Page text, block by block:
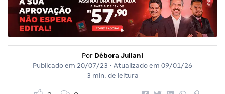
Por Débora Juliani
Publicado em 20/07/23 • Atualizado em 09/01/26
3 min. de leitura